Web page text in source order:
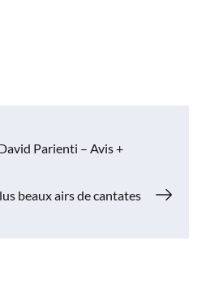
Parienti – Avis +
beaux airs de cantates